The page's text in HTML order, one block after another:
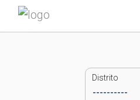
Distrito